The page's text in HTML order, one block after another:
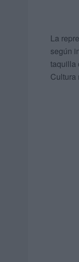
La
según
taquilla
Cultura